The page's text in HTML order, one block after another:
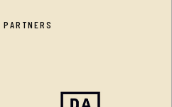
PARTNERS